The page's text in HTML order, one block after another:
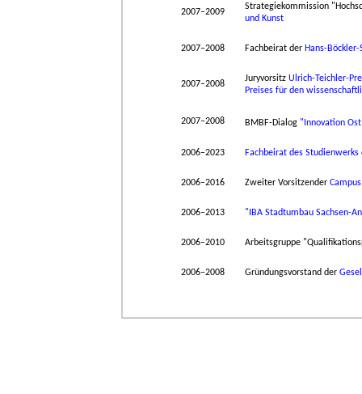
2007–2009
Strategiekommission
und Kunst
2007–2008 Fachbeirat der Hans-
2007–2008
Juryvorsitz Ulrich-Teichler-
Preises für den
2007–2008 BMBF-Dialog "Innovation
2006–2023 Fachbeirat des
2006–2016 Zweiter Vorsitzender
2006–2013 "IBA Stadtumbau Sachsen-
2006–2010 Arbeitsgruppe
2006–2008 Gründungsvorstand der